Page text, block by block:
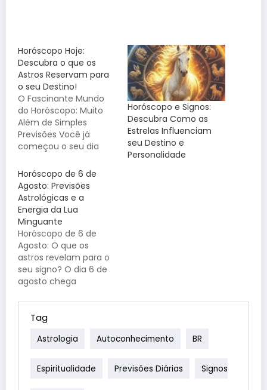
Horóscopo Hoje:
Descubra o que os
Astros Reservam para
o seu Destino!
O Fascinante Mundo
do Horóscopo: Muito
Além de Simples
Previsões Você já
começou o seu dia
horóscopo? Para
muitos, essa prática é
um ritual matinal
indispensável; para
outros, uma
curiosidade passageira.
Mas,
independentemente
da crença, a astrologia
exerce um fascínio
milenar sobre a
humanidade,
prometendo revelar
tendências…
Horóscopo e Signos:
Descubra Como as
Estrelas Influenciam
seu Destino e
Personalidade
Horóscopo de 6 de
Agosto: Previsões
Astrológicas e a
Energia da Lua
Minguante
Horóscopo de 6 de
Agosto: O que os
astros revelam para o
seu signo? O dia 6 de
agosto chega
de introspecção e
ajuste. Sob a influência
momento é ideal para
mal-entendidos e
reorganizar a casa —
Tag
Astrologia Autoconhecimento BR
Espiritualidade Previsões Diárias Signos